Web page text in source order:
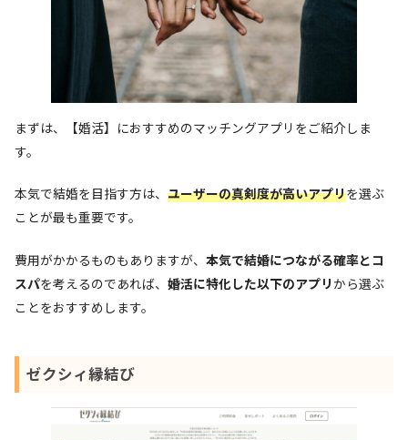
まずは、【婚活】におすすめのマッチングアプリをご紹介しま
す。
本気で結婚を目指す方は、 ユーザーの真剣度が高いアプリを選ぶ
ことが最も重要です。
費用がかかるものもありますが、 本気で結婚につながる確率とコ
スパを考えるのであれば、 婚活に特化した以下のアプリ から選ぶ
ことをおすすめします。
ゼクシィ縁結び